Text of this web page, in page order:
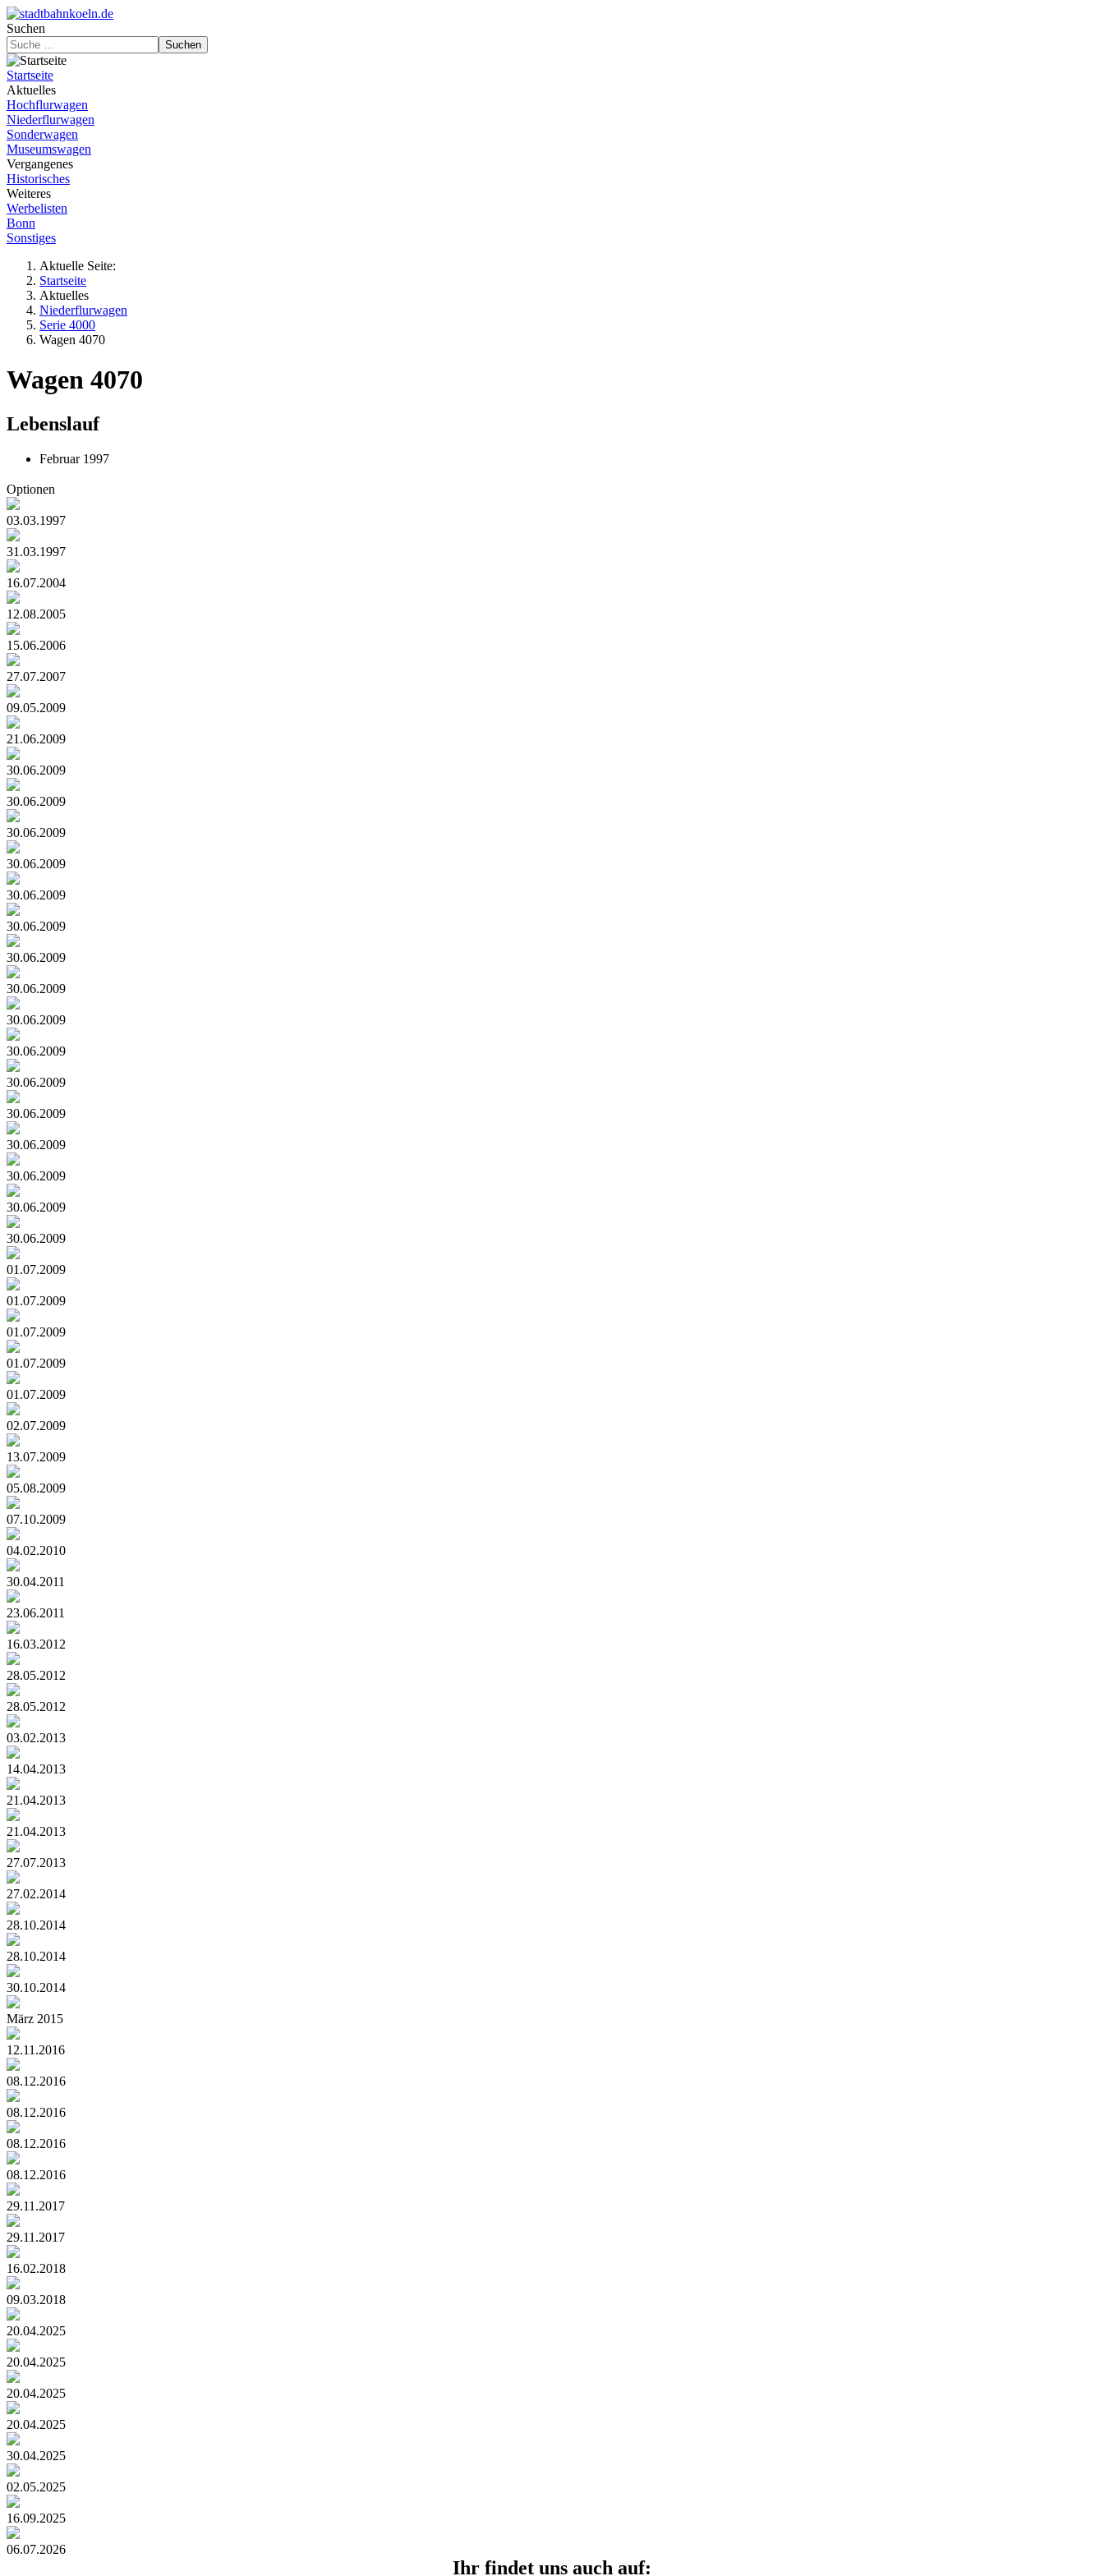
Suchen
Suchen
Startseite
Aktuelles
Hochflurwagen
Niederflurwagen
Sonderwagen
Museumswagen
Vergangenes
Historisches
Weiteres
Werbelisten
Bonn
Sonstiges
Aktuelle Seite:
Startseite
Aktuelles
Niederflurwagen
Serie 4000
Wagen 4070
Wagen 4070
Lebenslauf
Februar 1997
Optionen
03.03.1997
31.03.1997
16.07.2004
12.08.2005
15.06.2006
27.07.2007
09.05.2009
21.06.2009
30.06.2009
30.06.2009
30.06.2009
30.06.2009
30.06.2009
30.06.2009
30.06.2009
30.06.2009
30.06.2009
30.06.2009
30.06.2009
30.06.2009
30.06.2009
30.06.2009
30.06.2009
30.06.2009
01.07.2009
01.07.2009
01.07.2009
01.07.2009
01.07.2009
02.07.2009
13.07.2009
05.08.2009
07.10.2009
04.02.2010
30.04.2011
23.06.2011
16.03.2012
28.05.2012
28.05.2012
03.02.2013
14.04.2013
21.04.2013
21.04.2013
27.07.2013
27.02.2014
28.10.2014
28.10.2014
30.10.2014
März 2015
12.11.2016
08.12.2016
08.12.2016
08.12.2016
08.12.2016
29.11.2017
29.11.2017
16.02.2018
09.03.2018
20.04.2025
20.04.2025
20.04.2025
20.04.2025
30.04.2025
02.05.2025
16.09.2025
06.07.2026
Ihr findet uns auch auf: